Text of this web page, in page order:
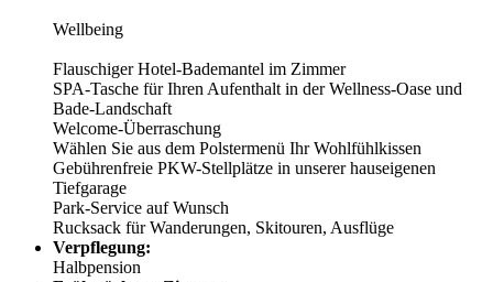
Wellbeing
Flauschiger Hotel-Bademantel im Zimmer
SPA-Tasche für Ihren Aufenthalt in der Wellness-Oase und
Bade-Landschaft
Welcome-Überraschung
Wählen Sie aus dem Polstermenü Ihr Wohlfühlkissen
Gebührenfreie PKW-Stellplätze in unserer hauseigenen
Tiefgarage
Park-Service auf Wunsch
Rucksack für Wanderungen, Skitouren, Ausflüge
Verpflegung:
Halbpension